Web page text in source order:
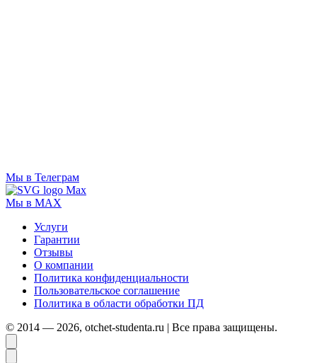
Мы в Телеграм
Мы в MAX
Услуги
Гарантии
Отзывы
О компании
Политика конфиденциальности
Пользовательское соглашение
Политика в области обработки ПД
© 2014 — 2026, otchet-studenta.ru | Все права защищены.